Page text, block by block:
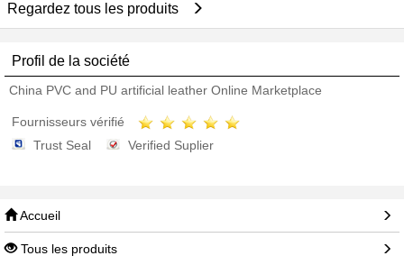
Regardez tous les produits
Profil de la société
China PVC and PU artificial leather Online Marketplace
Fournisseurs vérifié
Trust Seal
Verified Suplier
Accueil
Tous les produits